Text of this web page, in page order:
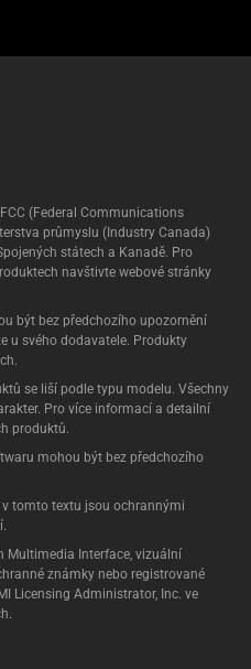
(Federal Communications
průmyslu (Industry Canada)
státech a Kanadě. Pro
navštivte webové stránky
být bez předchozího upozornění
u svého dodavatele. Produkty
se liší podle typu modelu. Všechny
Pro více informací a detailní
produktů.
mohou být bez předchozího
tomto textu jsou ochrannými
Multimedia Interface, vizuální
známky nebo registrované
Licensing Administrator, Inc. ve